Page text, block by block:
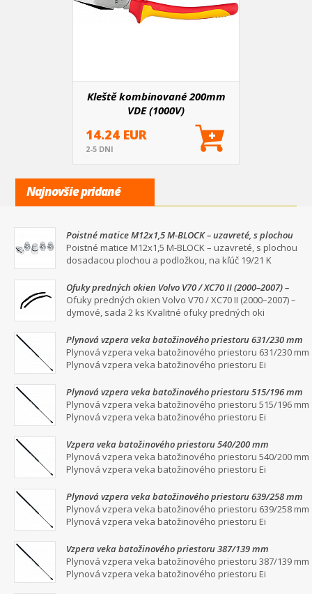
Kleště kombinované 200mm
VDE (1000V)
14.24 EUR
2-5 DNI
Najnovšie pridané
Poistné matice M12x1,5 M-BLOCK – uzavreté, s plochou
dosadacou plochou a podložkou, na kľúč 19/21
Poistné matice M12x1,5 M-BLOCK – uzavreté, s plochou
dosadacou plochou a podložkou, na kľúč 19/21 K
Ofuky predných okien Volvo V70 / XC70 II (2000–2007) –
dymové, sada 2 ks
Ofuky predných okien Volvo V70 / XC70 II (2000–2007) –
dymové, sada 2 ks Kvalitné ofuky predných oki
Plynová vzpera veka batožinového priestoru 631/230 mm
Plynová vzpera veka batožinového priestoru 631/230 mm
Plynová vzpera veka batožinového priestoru Ei
Plynová vzpera veka batožinového priestoru 515/196 mm
Plynová vzpera veka batožinového priestoru 515/196 mm
Plynová vzpera veka batožinového priestoru Ei
Vzpera veka batožinového priestoru 540/200 mm
Plynová vzpera veka batožinového priestoru 540/200 mm
Plynová vzpera veka batožinového priestoru Ei
Plynová vzpera veka batožinového priestoru 639/258 mm
Plynová vzpera veka batožinového priestoru 639/258 mm
Plynová vzpera veka batožinového priestoru Ei
Vzpera veka batožinového priestoru 387/139 mm
Plynová vzpera veka batožinového priestoru 387/139 mm
Plynová vzpera veka batožinového priestoru Ei